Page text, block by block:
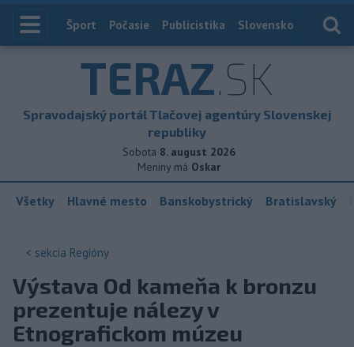
Index
Šport Počasie Publicistika Slovensko
TERAZ.SK
Spravodajský portál Tlačovej agentúry Slovenskej
republiky
Sobota 8. august 2026
Meniny má Oskar
Všetky Hlavné mesto Banskobystrický Bratislavský
< sekcia Regióny
Výstava Od kameňa k bronzu
prezentuje nálezy v
Etnografickom múzeu